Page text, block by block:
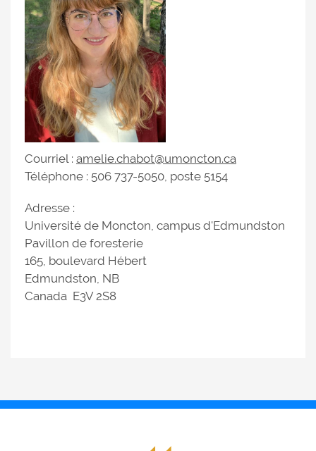
Courriel : amelie.chabot@umoncton.ca
Téléphone : 506 737-5050, poste 5154
Adresse :
Université de Moncton, campus d'Edmundston
Pavillon de foresterie
165, boulevard Hébert
Edmundston, NB
Canada E3V 2S8